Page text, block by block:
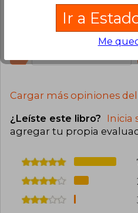
Lunes 01 de
Compra Verificada
Increíble, es una edición
Cargar más opiniones
¿Leíste este libro? Inicia
agregar tu propia
Ir a
Me